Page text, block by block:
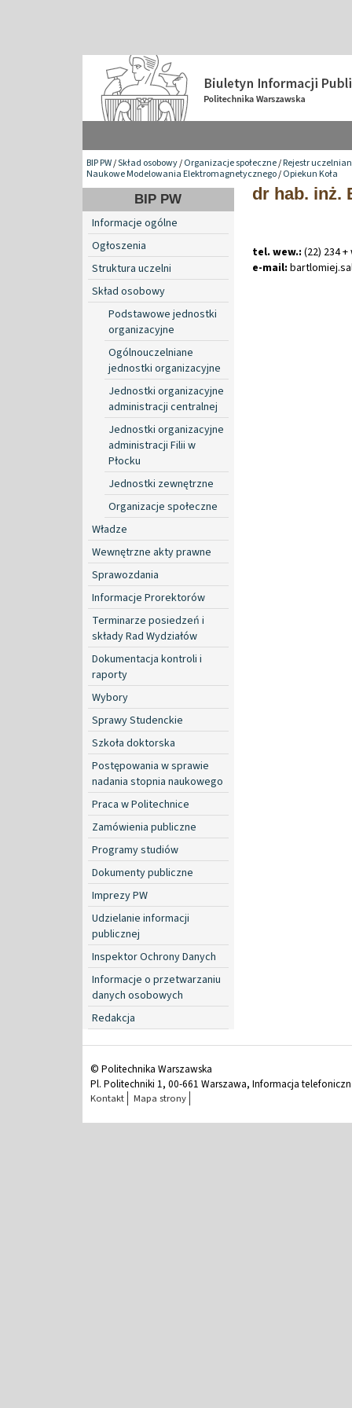
BIP PW/Skład osobowy/Organizacje społeczne/Rejestr
Naukowe Modelowania Elektromagnetycznego/Opiekun Koła
BIP PW
Informacje ogólne
Ogłoszenia
Struktura uczelni
Skład osobowy
Podstawowe jednostki
organizacyjne
Ogólnouczelniane
jednostki organizacyjne
Jednostki organizacyjne
administracji centralnej
Jednostki organizacyjne
administracji Filii w
Płocku
Jednostki zewnętrzne
Organizacje społeczne
Władze
Wewnętrzne akty prawne
Sprawozdania
Informacje Prorektorów
Terminarze posiedzeń i
składy Rad Wydziałów
Dokumentacja kontroli i
raporty
Wybory
Sprawy Studenckie
Szkoła doktorska
Postępowania w sprawie
nadania stopnia naukowego
Praca w Politechnice
Zamówienia publiczne
Programy studiów
Dokumenty publiczne
Imprezy PW
Udzielanie informacji
publicznej
Inspektor Ochrony Danych
Informacje o przetwarzaniu
danych osobowych
Redakcja
dr hab. inż.
tel. wew.: (22) 234
e-mail: bartlomiej.
© Politechnika Warszawska
Pl. Politechniki 1, 00-661 Warszawa, Informacja
Kontakt Mapa strony